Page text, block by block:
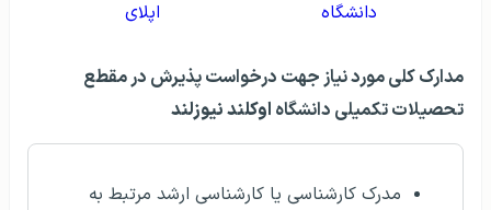
دانشگاه اپلای
مدارک کلی مورد نياز جهت درخواست پذيرش در مقطع
تحصيلات تکميلی دانشگاه اوکلند نیوزلند
مدرک کارشناسی يا کارشناسی ارشد مرتبط به